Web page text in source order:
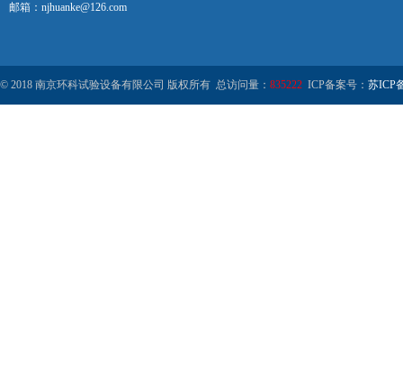
邮箱：njhuanke@126.com
© 2018 南京环科试验设备有限公司 版权所有 总访问量： 835222 ICP备案号： 苏ICP